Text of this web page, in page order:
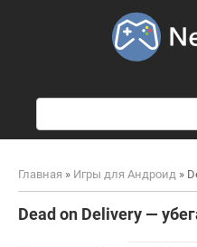
Главная » Игры для Андроид »
Dead on Delivery —